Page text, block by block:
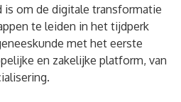
om de digitale transformatie
te leiden in het tijdperk
met het eerste
en zakelijke platform, van